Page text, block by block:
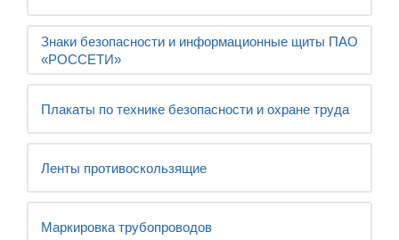
Знаки безопасности и информационные щиты ПАО
«РОССЕТИ»
Плакаты по технике безопасности и охране труда
Ленты противоскользящие
Маркировка трубопроводов